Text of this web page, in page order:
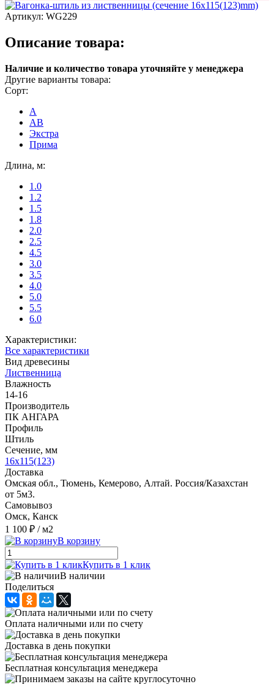
Артикул: WG229
Описание товара:
Наличие и количество товара уточняйте у менеджера
Другие варианты товара:
Сорт:
A
AB
Экстра
Прима
Длина, м:
1.0
1.2
1.5
1.8
2.0
2.5
4.5
3.0
3.5
4.0
5.0
5.5
6.0
Характеристики:
Все характеристики
Вид древесины
Лиственница
Влажность
14-16
Производитель
ПК АНГАРА
Профиль
Штиль
Сечение, мм
16x115(123)
Доставка
Омская обл., Тюмень, Кемерово, Алтай. Россия/Казахстан
от 5м3.
Самовывоз
Омск, Канск
1 100 ₽ / м2
В корзину
Купить в 1 клик
В наличии
Поделиться
Оплата наличными или по счету
Доставка в день покупки
Бесплатная консультация менеджера